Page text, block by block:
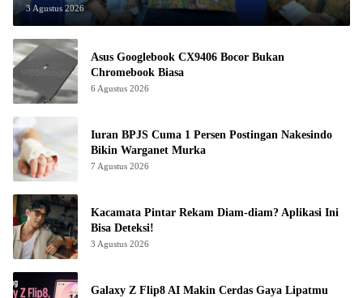
3 Agustus 2026
Asus Googlebook CX9406 Bocor Bukan
Chromebook Biasa
6 Agustus 2026
Iuran BPJS Cuma 1 Persen Postingan Nakesindo
Bikin Warganet Murka
7 Agustus 2026
Kacamata Pintar Rekam Diam-diam? Aplikasi Ini
Bisa Deteksi!
3 Agustus 2026
Galaxy Z Flip8 AI Makin Cerdas Gaya Lipatmu